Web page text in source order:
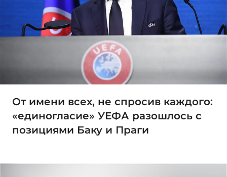
От имени всех, не спросив каждого:
«единогласие» УЕФА разошлось с
позициями Баку и Праги